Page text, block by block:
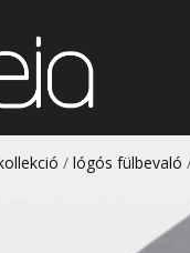
/ lógós fülbevaló